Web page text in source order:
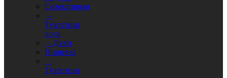
Селективная
-
Туалетная
вода
- Духи
Нишевая
-
Туалетная